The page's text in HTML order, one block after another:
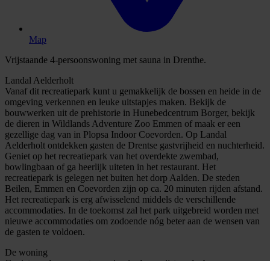
Map
Vrijstaande 4-persoonswoning met sauna in Drenthe.
Landal Aelderholt
Vanaf dit recreatiepark kunt u gemakkelijk de bossen en heide in de
omgeving verkennen en leuke uitstapjes maken. Bekijk de
bouwwerken uit de prehistorie in Hunebedcentrum Borger, bekijk
de dieren in Wildlands Adventure Zoo Emmen of maak er een
gezellige dag van in Plopsa Indoor Coevorden. Op Landal
Aelderholt ontdekken gasten de Drentse gastvrijheid en nuchterheid.
Geniet op het recreatiepark van het overdekte zwembad,
bowlingbaan of ga heerlijk uiteten in het restaurant. Het
recreatiepark is gelegen net buiten het dorp Aalden. De steden
Beilen, Emmen en Coevorden zijn op ca. 20 minuten rijden afstand.
Het recreatiepark is erg afwisselend middels de verschillende
accommodaties. In de toekomst zal het park uitgebreid worden met
nieuwe accommodaties om zodoende nóg beter aan de wensen van
de gasten te voldoen.
De woning